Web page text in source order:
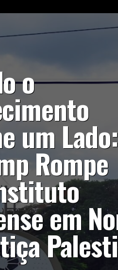
o
um Lado:
Rompe
em